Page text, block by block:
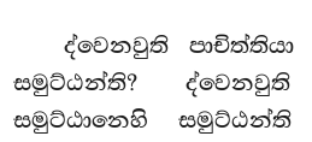
ද්වෙනවුති
සමුට්ඨන්ති?
සමුට්ඨානෙහි